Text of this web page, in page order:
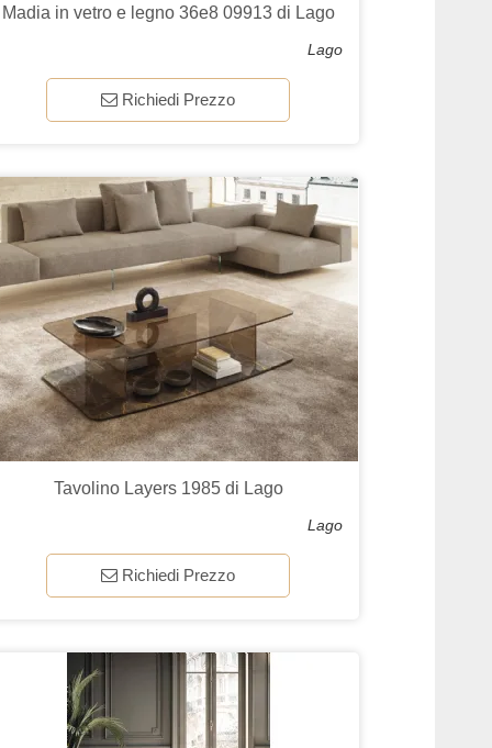
Madia in vetro e legno 36e8 09913 di Lago
Lago
Richiedi Prezzo
Tavolino Layers 1985 di Lago
Lago
Richiedi Prezzo